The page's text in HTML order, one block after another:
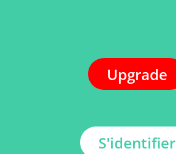
Upgrade
S'identifier